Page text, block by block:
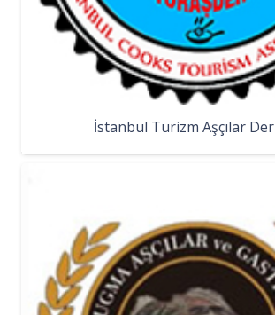
İstanbul Turizm Aşçılar